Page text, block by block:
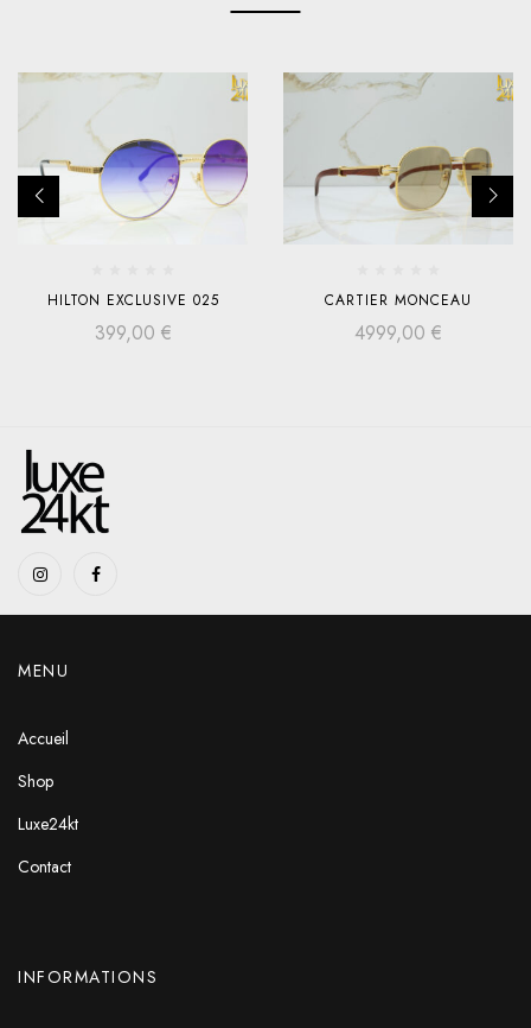
HILTON EXCLUSIVE 025
399,00 €
CARTIER MONCEAU
4999,00 €
MENU
Accueil
Shop
Luxe24kt
Contact
INFORMATIONS